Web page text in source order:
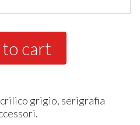
cart
grigio, serigrafia